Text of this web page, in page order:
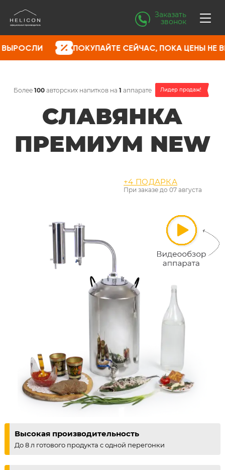
Заказать
звонок
ПОКУПАЙТЕ СЕЙЧАС, ПОКА ЦЕНЫ НЕ ВЫРОСЛИ
СЛАВЯНКА
ПРЕМИУМ NEW
Более 100авторских напитков на 1 аппарате Лидер продаж!
+4 ПОДАРКА
При заказе до07 августа
Высокая производительность
До 8 л готового продукта с одной перегонки